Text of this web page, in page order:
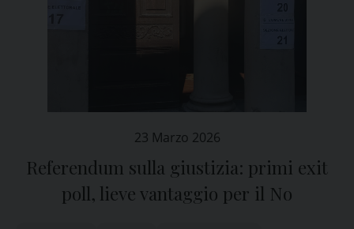
23 Marzo 2026
Referendum sulla giustizia: primi exit
poll, lieve vantaggio per il No